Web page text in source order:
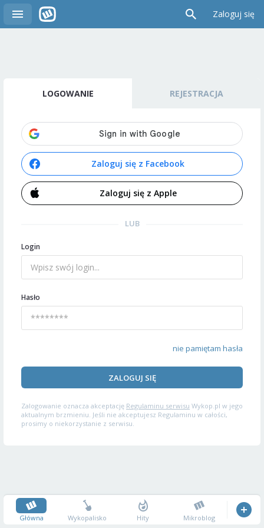
Zaloguj się
LOGOWANIE REJESTRACJA
Zaloguj się z Facebook
Zaloguj się z Apple
LUB
Login
Hasło
nie pamiętam hasła
ZALOGUJ SIĘ
Zalogowanie oznacza akceptację Regulaminu serwisu Wykop.pl w jego
aktualnym brzmieniu. Jeśli nie akceptujesz Regulaminu w całości,
prosimy o niekorzystanie z serwisu.
Główna Wykopalisko Hity Mikroblog